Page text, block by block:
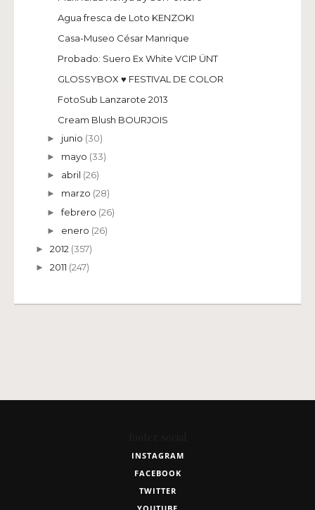
Agua fresca de Loto KENZOKI
Casa-Museo César Manrique
Probado: Suero Ex White VCIP ÜNT
GLOSSYBOX ♥ FESTIVAL DE COLOR
FotoSub Lanzarote 2013
Cream Blush BOURJOIS
► junio (30)
► mayo (33)
► abril (26)
► marzo (28)
►febrero (26)
► enero (26)
► 2012 (357)
► 2011 (247)
INSTAGRAM
FACEBOOK
TWITTER